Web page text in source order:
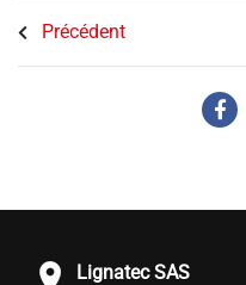
Précédent
Lignatec SAS